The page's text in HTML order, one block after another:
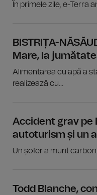
În primele zile, e-Terra
BISTRIȚA-
Mare, la
Alimentarea cu apă a
realizează cu...
Accident grav pe
autoturism și un
Un șofer a murit
Todd Blanche,